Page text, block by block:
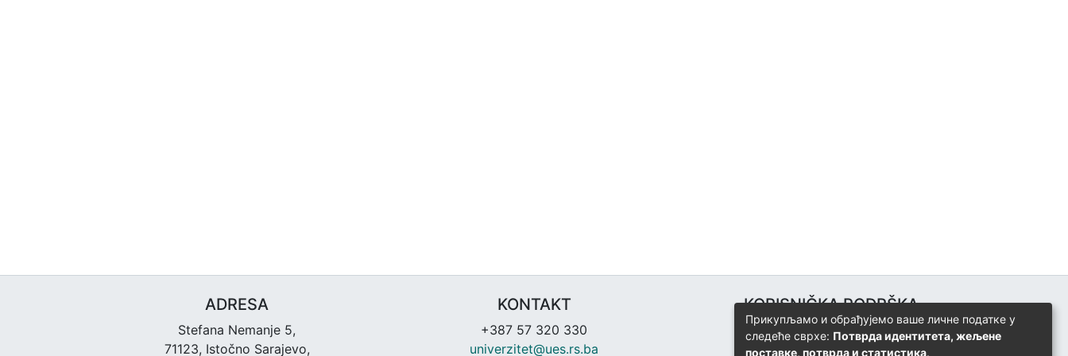
ADRESA
Stefana Nemanje 5,
71123, Istočno Sarajevo,
KONTAKT
+387 57 320 330
univerzitet@ues.rs.ba
KORISNIČKA PODRŠKA
Univerzitetski računarski centar
+387 57 320 140
Прикупљамо и обрађујемо ваше личне податке у
следеће сврхе: Потврда идентитета, жељене
поставке, потврда и статистика.